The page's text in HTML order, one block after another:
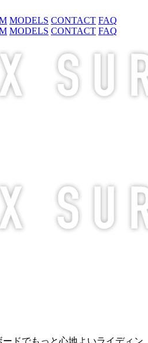
MODELS CONTACT FAQ
MODELS CONTACT FAQ
ドでもっと心地よいライディン